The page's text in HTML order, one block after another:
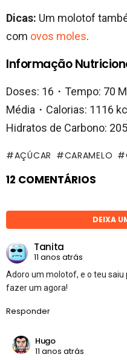
Dicas: Um molotof
com ovos moles.
Informação
Doses: 16・Tempo: 70
Média・Calorias: 1116
Hidratos de Carbono:
AÇÚCAR CARAMELO
12 COMENTÁRIOS
DEIXA
Tanita
11 anos atrás
Adoro um molotof, e o teu
fazer um agora!
Responder
Hugo
11 anos atrás